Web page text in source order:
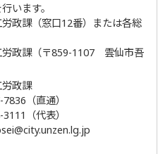
います。
（窓口12番）または各総
課（〒859-1107 雲仙市吾
政課
直通）
表）